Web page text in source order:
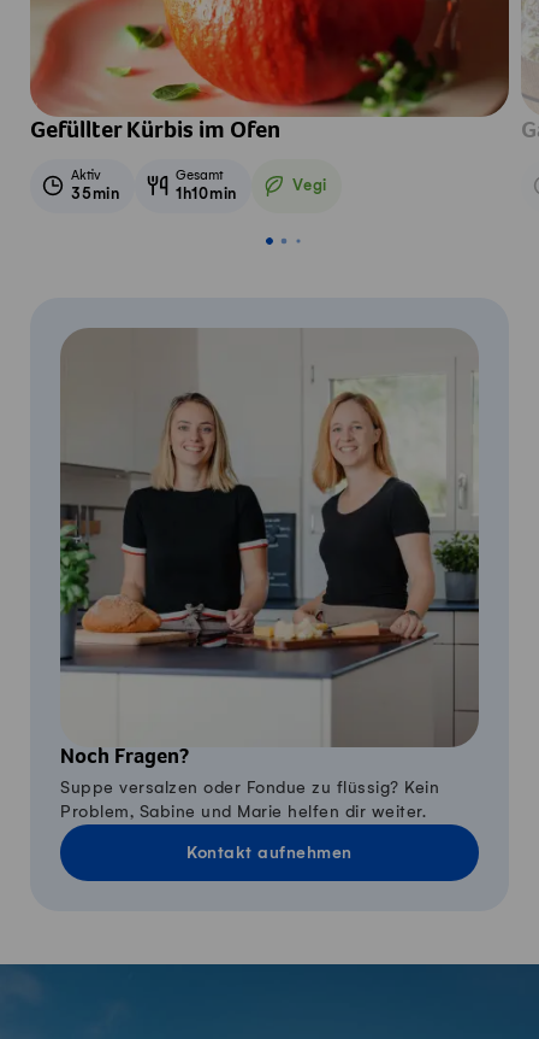
Gefüllter Kürbis im Ofen
Aktiv
35min
Gesamt
1h10min Vegi
Vegetarisch
Noch Fragen?
Suppe versalzen oder Fondue zu flüssig? Kein
Problem, Sabine und Marie helfen dir weiter.
Kontakt aufnehmen